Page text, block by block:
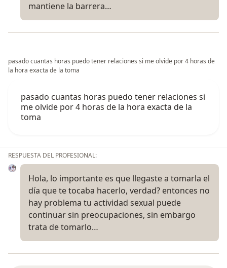
mantiene la barrera…
pasado cuantas horas puedo tener relaciones si me olvide por 4 horas de
la hora exacta de la toma
pasado cuantas horas puedo tener relaciones si
me olvide por 4 horas de la hora exacta de la
toma
RESPUESTA DEL PROFESIONAL:
Hola, lo importante es que llegaste a tomarla el
día que te tocaba hacerlo, verdad? entonces no
hay problema tu actividad sexual puede
continuar sin preocupaciones, sin embargo
trata de tomarlo…